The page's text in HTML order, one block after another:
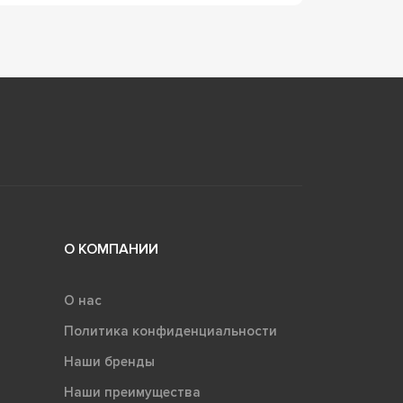
О КОМПАНИИ
О нас
Политика конфиденциальности
Наши бренды
Наши преимущества